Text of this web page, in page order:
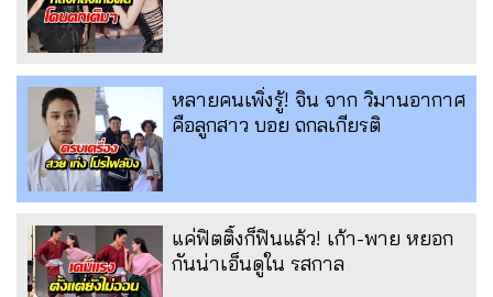
หลายคนเพิ่งรู้! จิน จาก วิมานอากาศ
คือลูกสาว บอย ถกลเกียรติ
แค่ฟิตติ้งก็ฟินแล้ว! เก้า-พาย หยอก
กันน่าเอ็นดูใน รสกาล